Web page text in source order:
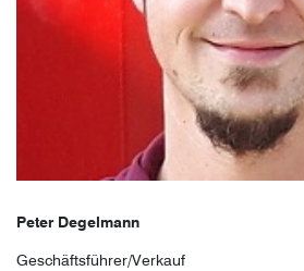
Peter Degelmann
Geschäftsführer/Verkauf